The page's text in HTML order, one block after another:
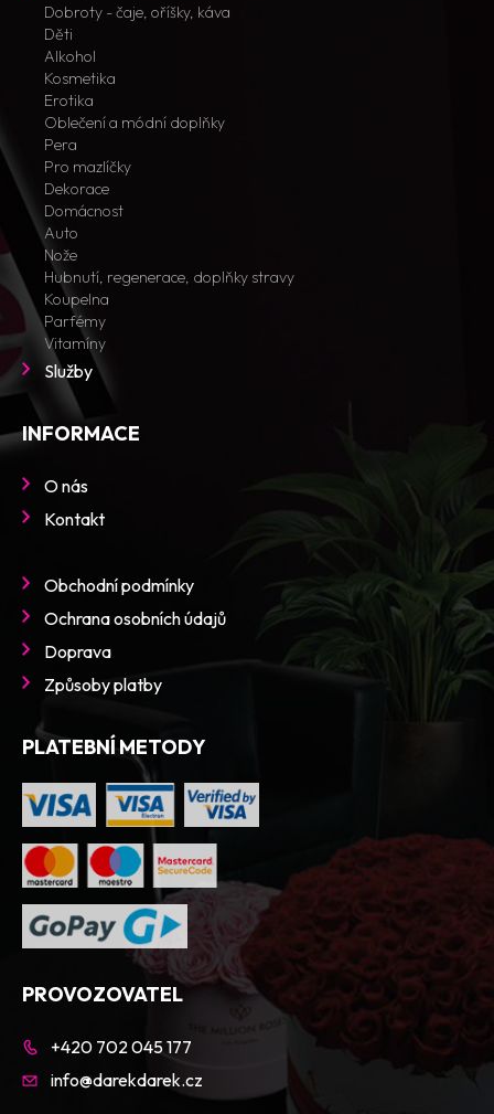
Dobroty - čaje, oříšky, káva
Děti
Alkohol
Kosmetika
Erotika
Oblečení a módní doplňky
Pera
Pro mazlíčky
Dekorace
Domácnost
Auto
Nože
Hubnutí, regenerace, doplňky stravy
Koupelna
Parfémy
Vitamíny
Služby
INFORMACE
O nás
Kontakt
Obchodní podmínky
Ochrana osobních údajů
Doprava
Způsoby platby
PLATEBNÍ METODY
PROVOZOVATEL
+420 702 045 177
info@darekdarek.cz